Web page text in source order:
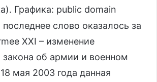
Графика: public domain
слово оказалось за
XXI – изменение
закона об армии и военном
мая 2003 года данная